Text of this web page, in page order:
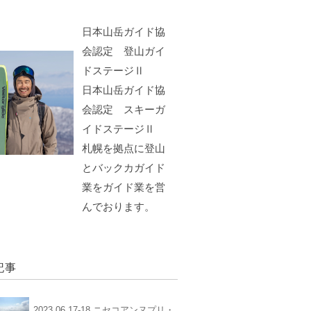
日本山岳ガイド協
会認定 登山ガイ
ドステージⅡ
日本山岳ガイド協
会認定 スキーガ
イドステージⅡ
札幌を拠点に登山
とバックカガイド
業をガイド業を営
んでおります。
事